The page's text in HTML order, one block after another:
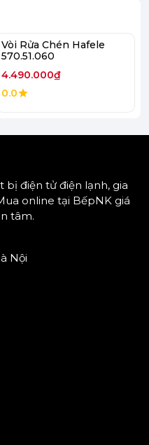
tinh tế, vật liệu cao
Vòi Rửa Chén Hafele
570.51.060
4.490.000₫
0.0
bị điện tử điện lạnh, gia
online tại BếpNK giá
tâm.
Nội